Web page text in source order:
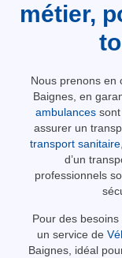
métier,
Nous prenons en
Baignes, en
ambulances
assurer un
transport sanitaire
d’un
professionnels
Pour des
un service de
Baignes, idéal